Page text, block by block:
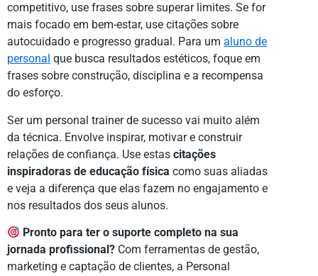
competitivo, use frases sobre superar limites. Se for
mais focado em bem-estar, use citações sobre
autocuidado e progresso gradual. Para um aluno de
personal que busca resultados estéticos, foque em
frases sobre construção, disciplina e a recompensa
do esforço.
Ser um personal trainer de sucesso vai muito além
da técnica. Envolve inspirar, motivar e construir
relações de confiança. Use estas citações
inspiradoras de educação física como suas aliadas
e veja a diferença que elas fazem no engajamento e
nos resultados dos seus alunos.
Pronto para ter o suporte completo na sua
jornada profissional? Com ferramentas de gestão,
marketing e captação de clientes, a Personal